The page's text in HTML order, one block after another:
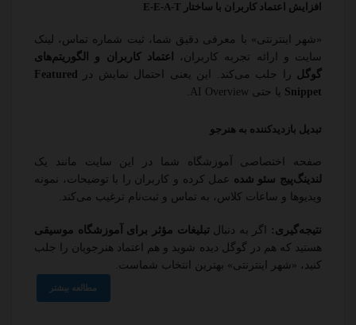
افزایش اعتماد کاربران با ساختار E-E-A-T
«شهر اینترنتی» با معرفی دقیق شما، ثبت شماره تماس، لینک
سایت و ارائه تجربه کاربران،
اعتماد کاربران و الگوریتم‌های
گوگل را جلب می‌کند. این یعنی احتمال نمایش در
Featured
Snippet یا حتی AI Overview.
تبدیل بازدیدکننده به هنرجو
صفحه اختصاصی آموزشگاه شما در این سایت مانند یک
لندینگ‌پیج سئو شده عمل کرده و کاربران را با توضیحات، نمونه
ویدیوها و ساعات کلاس، به تماس و ثبت‌نام ترغیب می‌کند.
نتیجه‌گیری: اگر به دنبالتبلیغات مؤثر برای آموزشگاه موسیقی
هستید که هم در گوگل دیده شوید و هم اعتماد هنرجویان را جلب
کنید، «شهر اینترنتی» بهترین انتخاب شماست.
مطالعه بیشتر